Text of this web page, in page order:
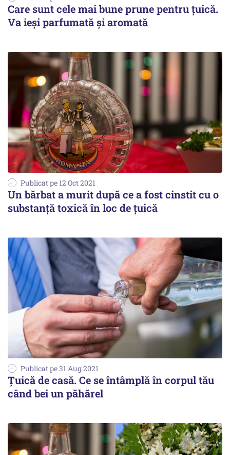
Care sunt cele mai bune prune pentru țuică.
Va ieși parfumată și aromată
Publicat pe 12 Oct 2021
Un bărbat a murit după ce a fost cinstit cu o
substanță toxică în loc de țuică
Publicat pe 31 Aug 2021
Țuică de casă. Ce se întâmplă în corpul tău
când bei un păhărel